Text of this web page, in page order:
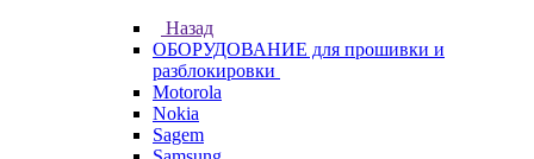
Назад
ОБОРУДОВАНИЕ для прошивки и
разблокировки
Motorola
Nokia
Sagem